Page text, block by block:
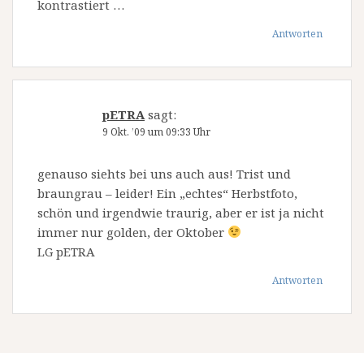
kontrastiert …
Antworten
pETRA sagt:
9 Okt. ’09 um 09:33 Uhr
genauso siehts bei uns auch aus! Trist und
braungrau – leider! Ein „echtes“ Herbstfoto,
schön und irgendwie traurig, aber er ist ja nicht
immer nur golden, der Oktober
LG pETRA
Antworten